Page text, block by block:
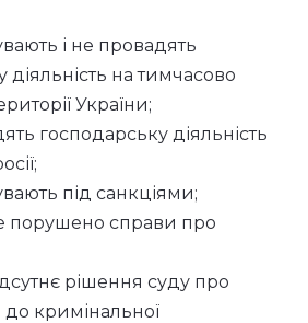
і не провадять
діяльність на тимчасово
України;
господарську діяльність
під санкціями;
порушено справи про
рішення суду про
кримінальної